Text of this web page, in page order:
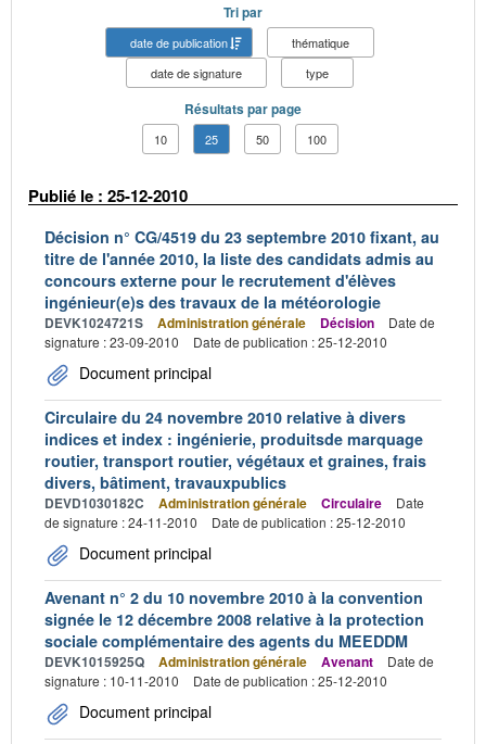
Tri par
date de publication
thématique
date de signature
type
Résultats par page
10 25 50 100
Publié le : 25-12-2010
Décision n° CG/4519 du 23 septembre 2010 fixant, au
titre de l'année 2010, la liste des candidats admis au
concours externe pour le recrutement d'élèves
ingénieur(e)s des travaux de la météorologie
DEVK1024721S Administration générale Décision
Date de
signature : 23-09-2010
Date de publication : 25-12-2010
Document principal
Circulaire du 24 novembre 2010 relative à divers
indices et index : ingénierie, produitsde marquage
routier, transport routier, végétaux et graines, frais
divers, bâtiment, travauxpublics
DEVD1030182C Administration générale Circulaire
Date
de signature : 24-11-2010
Date de publication : 25-12-2010
Document principal
Avenant n° 2 du 10 novembre 2010 à la convention
signée le 12 décembre 2008 relative à la protection
sociale complémentaire des agents du MEEDDM
DEVK1015925Q Administration générale Avenant
Date de
signature : 10-11-2010
Date de publication : 25-12-2010
Document principal